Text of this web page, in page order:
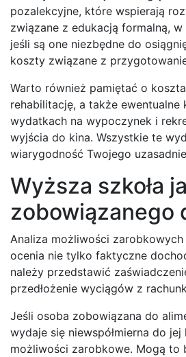
pozalekcyjne, które wspierają
związane z edukacją formalną,
jeśli są one niezbędne do
koszty związane z
Warto również pamiętać o
rehabilitację, a także
wydatkach na wypoczynek i
wyjścia do kina. Wszystkie te
wiarygodność Twojego
Wyższa szkoła
zobowiązanego
Analiza możliwości
ocenia nie tylko faktyczne
należy przedstawić
przedłożenie wyciągów z
Jeśli osoba zobowiązana do
wydaje się niewspółmierna do
możliwości zarobkowe. Mogą to